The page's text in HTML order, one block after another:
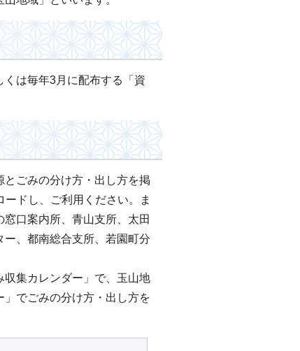
は毎年3月に配布する「資
とごみの分け方・出し方を掲
ドし、ご利用ください。ま
口案内所、青山支所、太田
、都南総合支所、若園町分
集カレンダー」で、玉山地
でごみの分け方・出し方を